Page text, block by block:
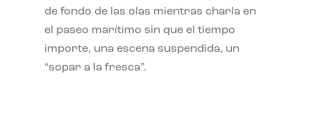
de fondo de las olas mientras charla en
el paseo marítimo sin que el tiempo
importe, una escena suspendida, un
“sopar a la fresca”.